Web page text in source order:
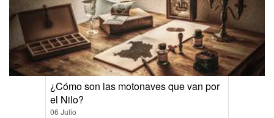
¿Cómo son las motonaves que van por
el Nilo?
06 Julio